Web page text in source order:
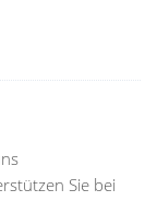
Sie bei